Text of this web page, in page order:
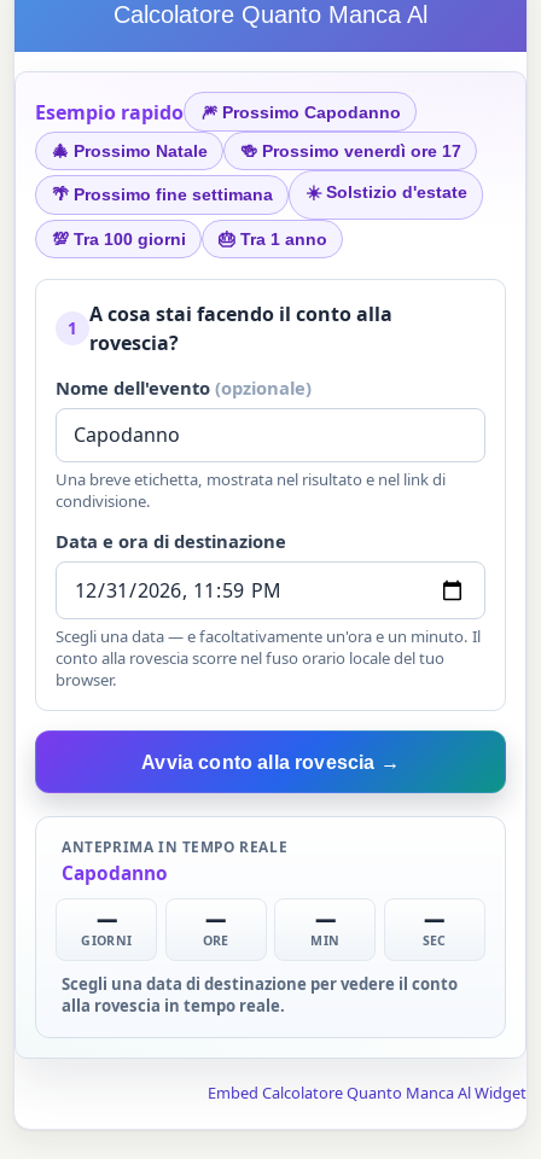
Calcolatore Quanto Manca Al
Esempio rapido 🎆 Prossimo Capodanno
🎄 Prossimo Natale 🍻 Prossimo venerdì ore 17
🌴 Prossimo fine settimana ☀️ Solstizio d'estate
💯 Tra 100 giorni 🎂 Tra 1 anno
1
A cosa stai facendo il conto alla
rovescia?
Nome dell'evento(opzionale)
Una breve etichetta, mostrata nel risultato e nel link di
condivisione.
Data e ora di destinazione
Scegli una data — e facoltativamente un'ora e un minuto. Il
conto alla rovescia scorre nel fuso orario locale del tuo
browser.
Avvia conto alla rovescia →
ANTEPRIMA IN TEMPO REALE
Capodanno
—
GIORNI
—
ORE
—
MIN
—
SEC
Scegli una data di destinazione per vedere il conto
alla rovescia in tempo reale.
Embed Calcolatore Quanto Manca Al Widget